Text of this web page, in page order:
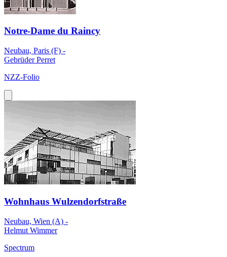
Notre-Dame du Raincy
Neubau, Paris (F) -
Gebrüder Perret
NZZ-Folio
Wohnhaus Wulzendorfstraße
Neubau, Wien (A) -
Helmut Wimmer
Spectrum